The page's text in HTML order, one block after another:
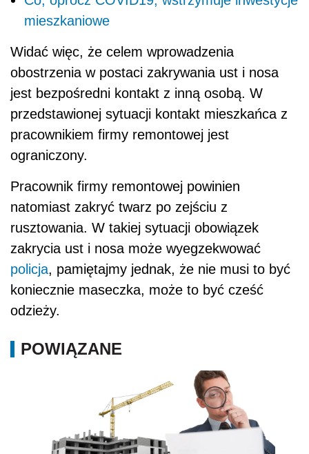
mieszkaniowe
Widać więc, że celem wprowadzenia
obostrzenia w postaci zakrywania ust i nosa
jest bezpośredni kontakt z inną osobą. W
przedstawionej sytuacji kontakt mieszkańca z
pracownikiem firmy remontowej jest
ograniczony.
Pracownik firmy remontowej powinien
natomiast zakryć twarz po zejściu z
rusztowania. W takiej sytuacji obowiązek
zakrycia ust i nosa może wyegzekwować
policja, pamiętajmy jednak, że nie musi to być
koniecznie maseczka, może to być cześć
odzieży.
POWIĄZANE